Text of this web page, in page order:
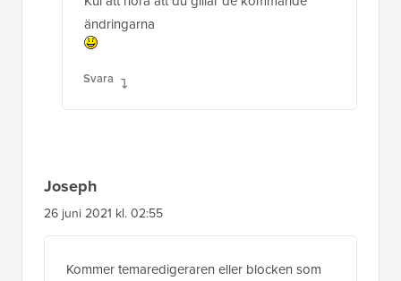
ändringarna
Svara
Joseph
26 juni 2021 kl. 02:55
Kommer temaredigeraren eller blocken som